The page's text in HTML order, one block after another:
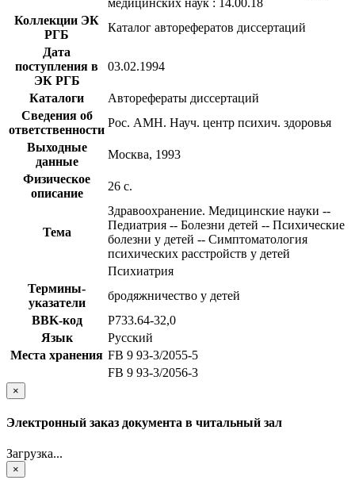
Коллекции ЭК
РГБ
Каталог авторефератов диссертаций
Дата
поступления в
ЭК РГБ
03.02.1994
Каталоги
Авторефераты диссертаций
Сведения об
ответственности
Рос. АМН. Науч. центр психич. здоровья
Выходные
данные
Москва, 1993
Физическое
описание
26 с.
Тема
Здравоохранение. Медицинские науки --
Педиатрия -- Болезни детей -- Психические
болезни у детей -- Симптоматология
психических расстройств у детей
Психиатрия
Термины-
указатели
бродяжничество у детей
BBK-код
Р733.64-32,0
Язык
Русский
Места хранения FB 9 93-3/2055-5
FB 9 93-3/2056-3
×
Электронный заказ документа в читальный зал
Загрузка...
×